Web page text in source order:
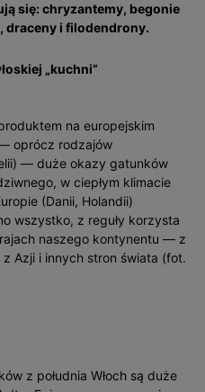
się: chryzantemy, begonie
draceny i filodendrony.
„kuchni”
na europejskim
oprócz rodzajów
— duże okazy gatunków
w ciepłym klimacie
(Danii, Holandii)
wszystko, z reguły korzysta
naszego kontynentu — z
Azji i innych stron świata (fot.
z południa Włoch są duże